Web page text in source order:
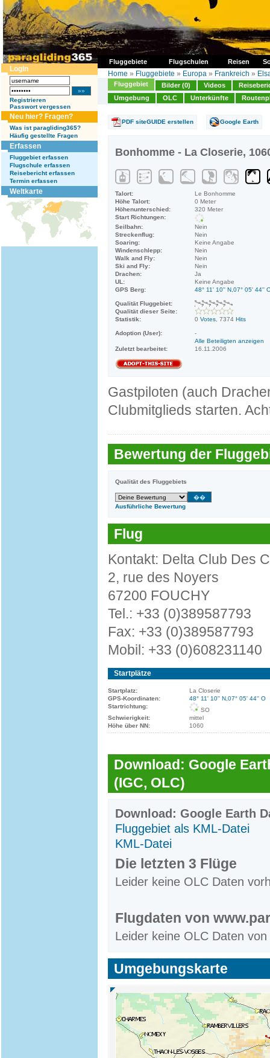
Fluggebiete Flugschulen Reisen
Login
Registrieren
Passwort vergessen
Neu hier? Fragen?
Was ist paragliding365?
Häufig gestellte Fragen
Erfassen
Fluggebiet erfassen
Flugschule erfassen
Reisebericht erfassen
Termin erfassen
Weltkarte
Home » Fluggebiete » Europa » Frankreich »
Fluggebiet Bilder (0) Videos
Umgebung
OLC Unterkünfte
PDF siteGUIDE erstellen Google Earth
Bonhomme - La Closerie,
Talort:
Le Bonhomme
Höhe Talort:
0 Meter
Höhenunterschied:
320 Meter
Start Richtungen:
Seilbahn:
Nein
Streckenflug:
Nein
Soaring:
Keine Angabe
Windenschlepp:
Nein
Walk and Fly:
Nein
Ski and Fly:
Nein
Drachen:
Ja
UL:
Keine Angabe
GPS Berg:
48° 11' 10'' N,07° 05' 44''
Qualität Fluggebiet:
Qualität dieser Seite:
Statistik:
0 Votes , 7374 Hits
Adoption (User):
-
Alle Beteiligten anzeigen
Zuletzt bearbeitet:
16.11.2006
Gastpiloten (auch
Clubmitglieds starten.
Bewertung der
Qualität des Fluggebiets
Ausführliche Bewertung
Flug
Kontakt: Delta Club Des
2, rue des Noyers
67200 FOUCHY
Tel.: +33 (0)389587793
Fax: +33 (0)389587793
Mobil: +33 (0)608231140
Startplätze
Startplatz:
La Closerie
GPS-Koordinaten:
48° 11' 10'' N,07° 05' 44'' O
Startrichtung:
SO
Schwierigkeit:
mittel
Höhe über NN:
1060
Download: Google
(IGC, OLC)
Download: Google Earth
Fluggebiet als KML-Datei
KML-Datei
Die letzten 3 Flüge
Leider keine OLC Daten
Flugdaten von
Leider keine OLC Daten
Umgebungskarte